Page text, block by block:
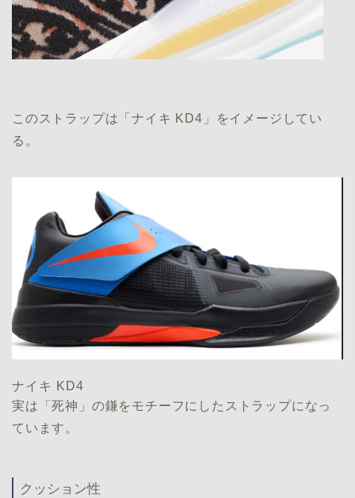
このストラップは「ナイキ KD4」をイメージしてい
る。
ナイキ KD4
実は「死神」の鎌をモチーフにしたストラップになっ
ています。
クッション性